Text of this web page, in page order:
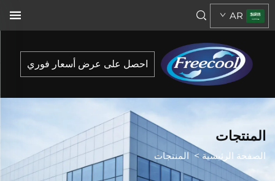
AR
احصل على عرض أسعار فوري
المنتجات
الصفحة الرئيسية>المنتجات